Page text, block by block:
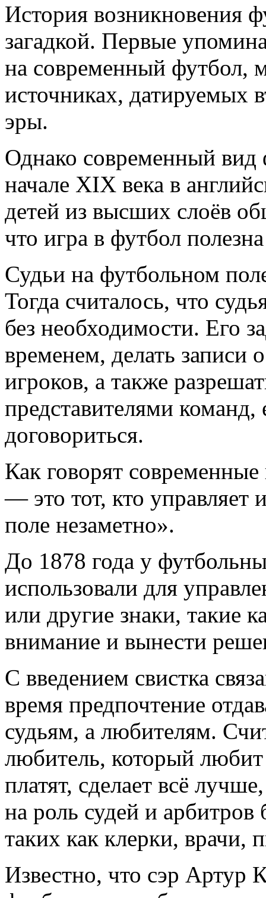
История возникновения
загадкой. Первые
на современный футбол,
источниках, датируемых
эры.
Однако современный вид
начале XIX века в
детей из высших слоёв
что игра в футбол
Судьи на футбольном
Тогда считалось, что
без необходимости. Его
временем, делать записи
игроков, а также
представителями
договориться.
Как говорят
— это тот, кто управляет
поле незаметно».
До 1878 года у
использовали для
или другие знаки, такие
внимание и вынести
С введением свистка
время предпочтение
судьям, а любителям.
любитель, который
платят, сделает всё
на роль судей и
таких как клерки, врачи,
Известно, что сэр Артур